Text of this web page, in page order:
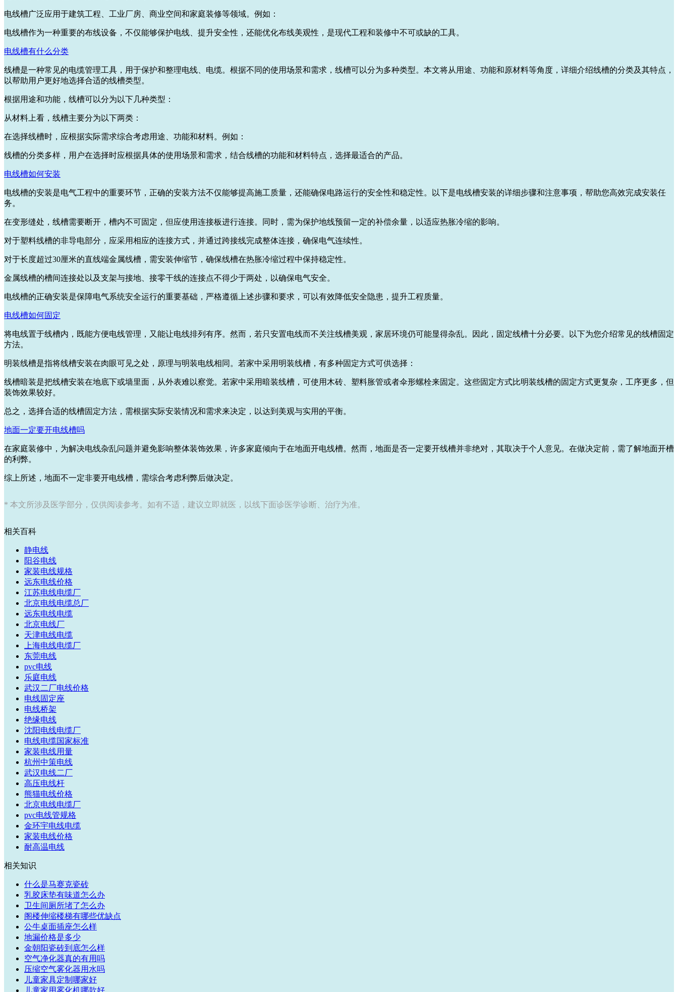
电线槽广泛应用于建筑工程、工业厂房、商业空间和家庭装修等领域。例如：
电线槽作为一种重要的布线设备，不仅能够保护电线、提升安全性，还能优化布线美观性，是现代工程和装修中不可或缺的工具。
电线槽有什么分类
线槽是一种常见的电缆管理工具，用于保护和整理电线、电缆。根据不同的使用场景和需求，线槽可以分为多种类型。本文将从用途、功能和原材料等角度，详细介绍线槽的分类及其特点，
以帮助用户更好地选择合适的线槽类型。
根据用途和功能，线槽可以分为以下几种类型：
从材料上看，线槽主要分为以下两类：
在选择线槽时，应根据实际需求综合考虑用途、功能和材料。例如：
线槽的分类多样，用户在选择时应根据具体的使用场景和需求，结合线槽的功能和材料特点，选择最适合的产品。
电线槽如何安装
电线槽的安装是电气工程中的重要环节，正确的安装方法不仅能够提高施工质量，还能确保电路运行的安全性和稳定性。以下是电线槽安装的详细步骤和注意事项，帮助您高效完成安装任
务。
在变形缝处，线槽需要断开，槽内不可固定，但应使用连接板进行连接。同时，需为保护地线预留一定的补偿余量，以适应热胀冷缩的影响。
对于塑料线槽的非导电部分，应采用相应的连接方式，并通过跨接线完成整体连接，确保电气连续性。
对于长度超过30厘米的直线端金属线槽，需安装伸缩节，确保线槽在热胀冷缩过程中保持稳定性。
金属线槽的槽间连接处以及支架与接地、接零干线的连接点不得少于两处，以确保电气安全。
电线槽的正确安装是保障电气系统安全运行的重要基础，严格遵循上述步骤和要求，可以有效降低安全隐患，提升工程质量。
电线槽如何固定
将电线置于线槽内，既能方便电线管理，又能让电线排列有序。然而，若只安置电线而不关注线槽美观，家居环境仍可能显得杂乱。因此，固定线槽十分必要。以下为您介绍常见的线槽固定
方法。
明装线槽是指将线槽安装在肉眼可见之处，原理与明装电线相同。若家中采用明装线槽，有多种固定方式可供选择：
线槽暗装是把线槽安装在地底下或墙里面，从外表难以察觉。若家中采用暗装线槽，可使用木砖、塑料胀管或者伞形螺栓来固定。这些固定方式比明装线槽的固定方式更复杂，工序更多，但
装饰效果较好。
总之，选择合适的线槽固定方法，需根据实际安装情况和需求来决定，以达到美观与实用的平衡。
地面一定要开电线槽吗
在家庭装修中，为解决电线杂乱问题并避免影响整体装饰效果，许多家庭倾向于在地面开电线槽。然而，地面是否一定要开线槽并非绝对，其取决于个人意见。在做决定前，需了解地面开槽
的利弊。
综上所述，地面不一定非要开电线槽，需综合考虑利弊后做决定。
* 本文所涉及医学部分，仅供阅读参考。如有不适，建议立即就医，以线下面诊医学诊断、治疗为准。
相关百科
静电线
阳谷电线
家装电线规格
远东电线价格
江苏电线电缆厂
北京电线电缆总厂
远东电线电缆
北京电线厂
天津电线电缆
上海电线电缆厂
东莞电线
pvc电线
乐庭电线
武汉二厂电线价格
电线固定座
电线桥架
绝缘电线
沈阳电线电缆厂
电线电缆国家标准
家装电线用量
杭州中策电线
武汉电线二厂
高压电线杆
熊猫电线价格
北京电线电缆厂
pvc电线管规格
金环宇电线电缆
家装电线价格
耐高温电线
相关知识
什么是马赛克瓷砖
乳胶床垫有味道怎么办
卫生间厕所堵了怎么办
阁楼伸缩楼梯有哪些优缺点
公牛桌面插座怎么样
地漏价格是多少
金朝阳瓷砖到底怎么样
空气净化器真的有用吗
压缩空气雾化器用水吗
儿童家具定制哪家好
儿童家用雾化机哪款好